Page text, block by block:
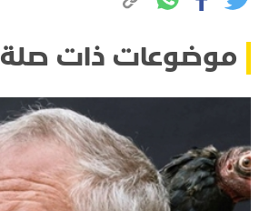
موضوعات ذات صلة